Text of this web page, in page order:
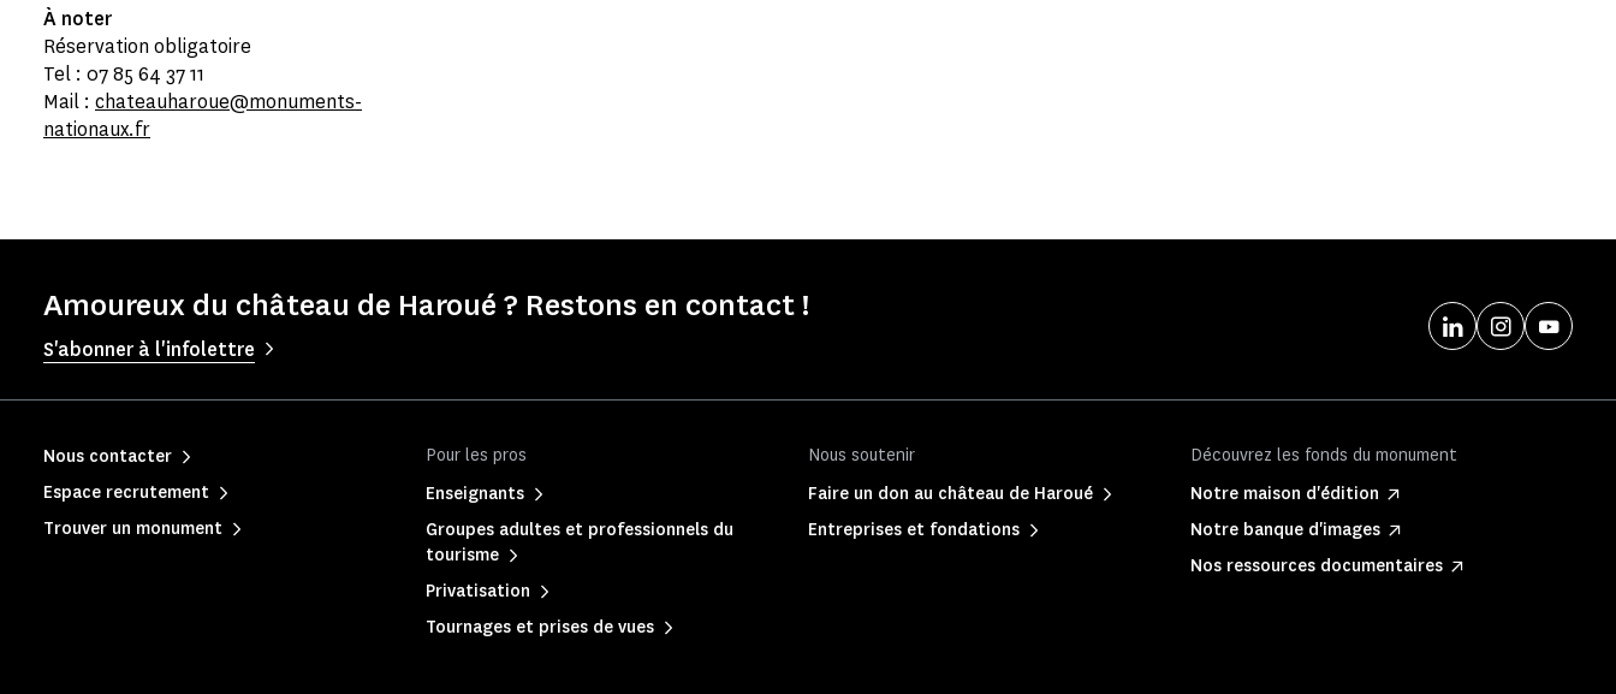
À noter
Réservation obligatoire
Tel : 07 85 64 37 11
Mail : chateauharoue@monuments-
nationaux.fr
Amoureux du château de Haroué ? Restons en contact !
S'abonner à l'infolettre
Pour les pros
Enseignants
Groupes adultes et professionnels du
tourisme
Privatisation
Tournages et prises de vues
Nous soutenir
Faire un don au château de Haroué
Entreprises et fondations
Découvrez les fonds du monument
Notre maison d'édition
Notre banque d'images
Nos ressources documentaires
Nous contacter
Espace recrutement
Trouver un monument